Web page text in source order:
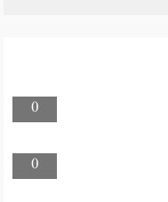
0
0